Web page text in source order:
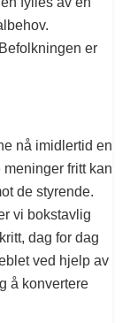
er
nå imidlertid en
fritt kan
de styrende.
vi bokstavlig
dag for dag
ved hjelp av
å konvertere